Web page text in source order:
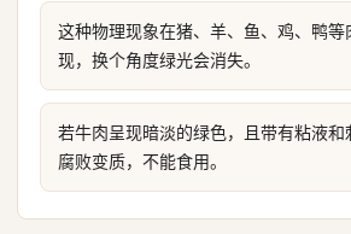
这种物理现象在猪、羊、鱼、鸡、鸭等
现，换个角度绿光会消失。
若牛肉呈现暗淡的绿色，且带有粘液
腐败变质，不能食用。